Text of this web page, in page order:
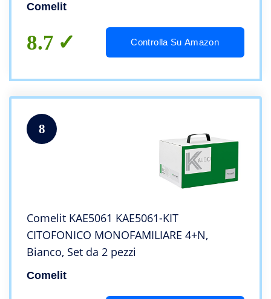
Comelit
8.7 Controlla Su Amazon
8
Comelit KAE5061 KAE5061-KIT
CITOFONICO MONOFAMILIARE 4+N,
Bianco, Set da 2 pezzi
Comelit